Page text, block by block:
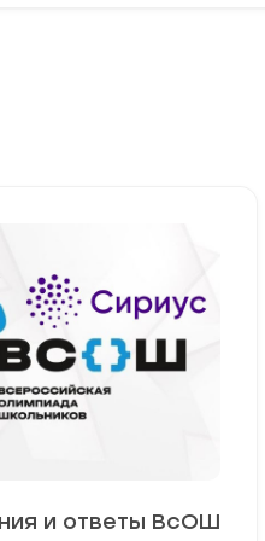
и ответы ВсОШ